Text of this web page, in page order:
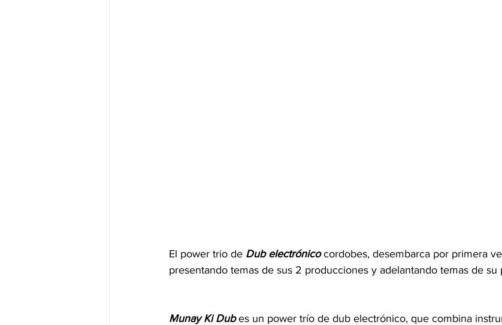
El power trio de Dub electrónico cordobes, desembarca por primera
presentando temas de sus 2 producciones y adelantando temas de su
Munay Ki Dub es un power trío de dub electrónico, que combina